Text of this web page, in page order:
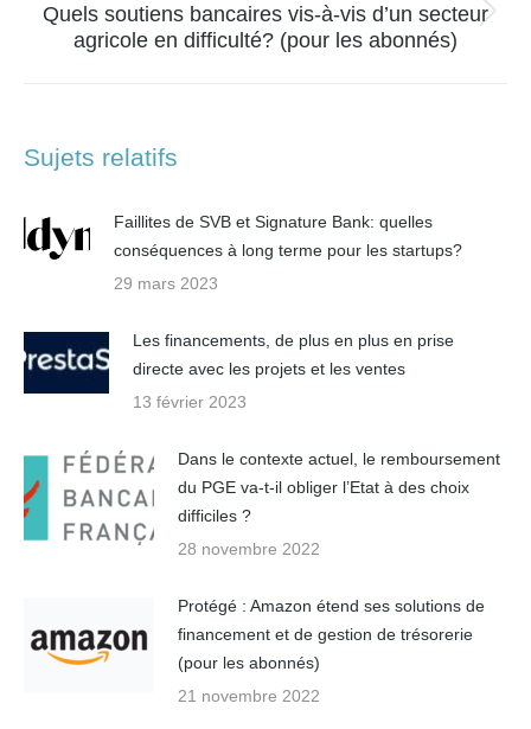
Article
suivant
Quels soutiens bancaires vis-à-vis d’un secteur
agricole en difficulté? (pour les abonnés)
Sujets relatifs
Faillites de SVB et Signature Bank: quelles
conséquences à long terme pour les startups?
29 mars 2023
Les financements, de plus en plus en prise
directe avec les projets et les ventes
13 février 2023
Dans le contexte actuel, le remboursement
du PGE va-t-il obliger l’Etat à des choix
difficiles ?
28 novembre 2022
Protégé : Amazon étend ses solutions de
financement et de gestion de trésorerie
(pour les abonnés)
21 novembre 2022